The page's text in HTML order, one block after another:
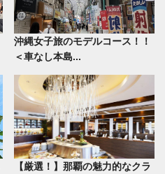
沖縄女子旅のモデルコース！！
＜車なし本島...
【厳選！】那覇の魅力的なクラ